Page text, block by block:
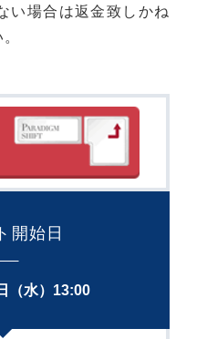
い場合は返金致しかね
開始日
（水）13:00